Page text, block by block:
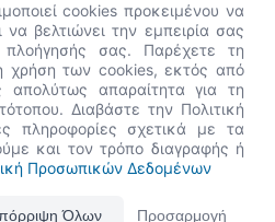
τις νεότερες εκδόσεις, Google Chrome, Mozilla Firefox,
ήρθες! Είμαι η Νόησις.
πώς μπορώ να σε βοηθήσω
cookies προκειμένου να
να βελτιώνει την εμπειρία σας
σας. Παρέχετε τη
χρήση των cookies, εκτός από
απαραίτητα για τη
Διαβάστε την Πολιτική
πληροφορίες σχετικά με τα
και τον τρόπο διαγραφής ή
Προσωπικών Δεδομένων
Όλων Προσαρμογή